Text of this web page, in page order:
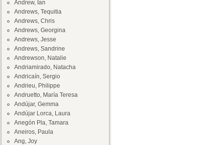
Andrew, Ian
Andrews, Tequitia
Andrews, Chris
Andrews, Georgina
Andrews, Jesse
Andrews, Sandrine
Andrewson, Natalie
Andriamirado, Natacha
Andricaín, Sergio
Andrieu, Philippe
Andruetto, María Teresa
Andújar, Gemma
Andújar Lorca, Laura
Anegón Pla, Tamara
Aneiros, Paula
Ang, Joy